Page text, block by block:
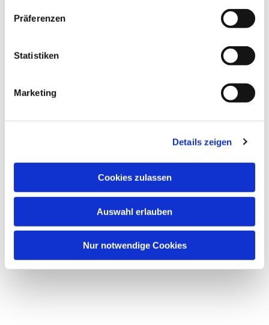
Präferenzen
Statistiken
Marketing
Details zeigen
Cookies zulassen
Auswahl erlauben
Nur notwendige Cookies
Dies könnte Sie auch